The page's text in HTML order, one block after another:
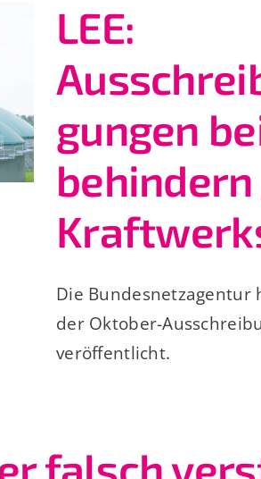
LEE:
gungen
Die Bundesnetzagentur
der Oktober-
veröffentlicht.
falsch